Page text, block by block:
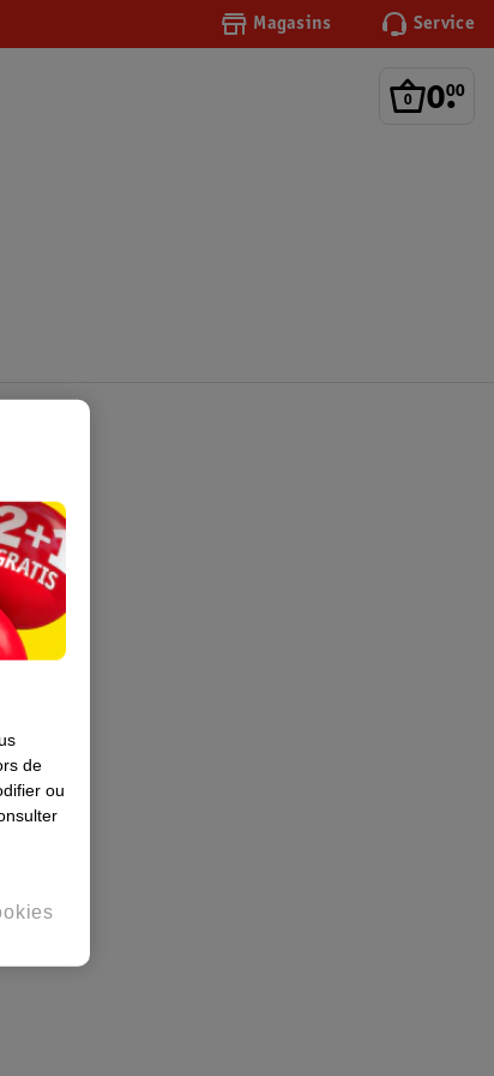
Magasins Service
0.
00
de
ou